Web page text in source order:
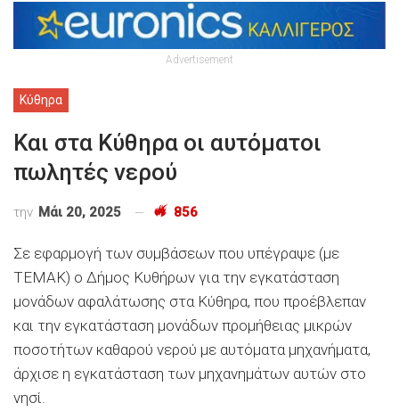
Advertisement
Κύθηρα
Και στα Κύθηρα οι αυτόματοι
πωλητές νερού
την Μάι 20, 2025 856
Σε εφαρμογή των συμβάσεων που υπέγραψε (με
ΤΕΜΑΚ) ο Δήμος Κυθήρων για την εγκατάσταση
μονάδων αφαλάτωσης στα Κύθηρα, που προέβλεπαν
και την εγκατάσταση μονάδων προμήθειας μικρών
ποσοτήτων καθαρού νερού με αυτόματα μηχανήματα,
άρχισε η εγκατάσταση των μηχανημάτων αυτών στο
νησί.